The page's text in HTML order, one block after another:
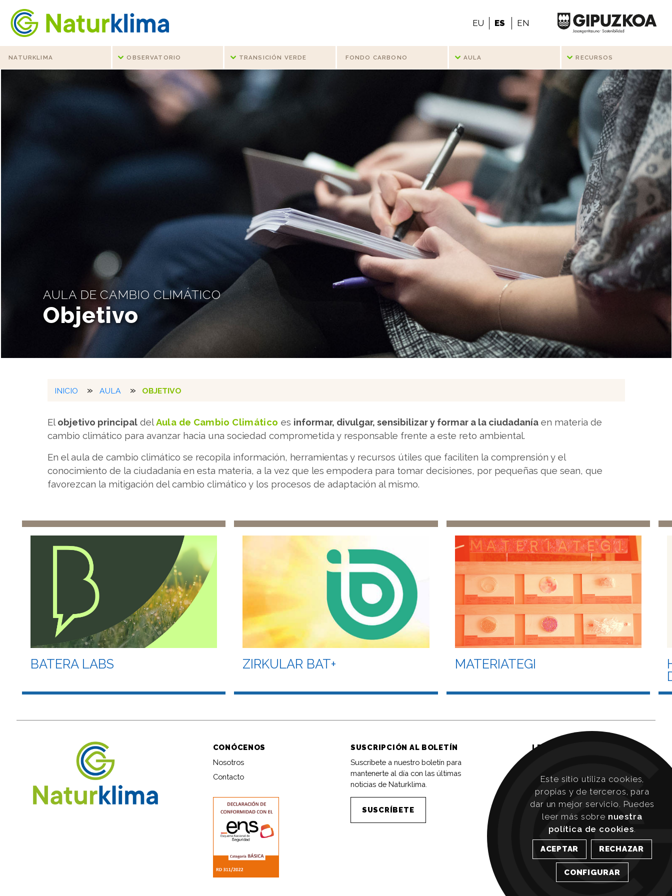
Este sitio utiliza cookies,
propias y de terceros, para
dar un mejor servicio. Puedes
leer más sobre nuestra
política de cookies.
Ir al índice principal de contenidos
Ir a los contenidos
EU ES EN
NATURKLIMA OBSERVATORIO TRANSICIÓN VERDE FONDO CARBONO AULA RECURSOS
AULA DE CAMBIO CLIMÁTICO
Objetivo
INICIO AULA OBJETIVO
El objetivo principaldelAula de Cambio Climático es informar, divulgar, sensibilizar y formar a la ciudadaníaen materia de
cambio climático para avanzar hacia una sociedad comprometida y responsable frente a este reto ambiental.
En el aula de cambio climático se recopila información, herramientas y recursos útiles que faciliten la comprensión y el
conocimiento de la ciudadanía en esta materia, a la vez que les empodera para tomar decisiones, por pequeñas que sean, que
favorezcan la mitigación del cambio climático y los procesos de adaptación al mismo.
BATERA LABS ZIRKULAR BAT+ MATERIATEGI
CONÓCENOS
Nosotros
Contacto
SUSCRIPCIÓN AL BOLETÍN
Suscríbete a nuestro boletín para
mantenerte al día con las últimas
noticias de Naturklima.
SUSCRÍBETE
LEGAL
Política de privacidad
Política de cookies
Accesibilidad
Transparencia
Canal de denuncias
Perfil del contratante
SÍGUENOS EN